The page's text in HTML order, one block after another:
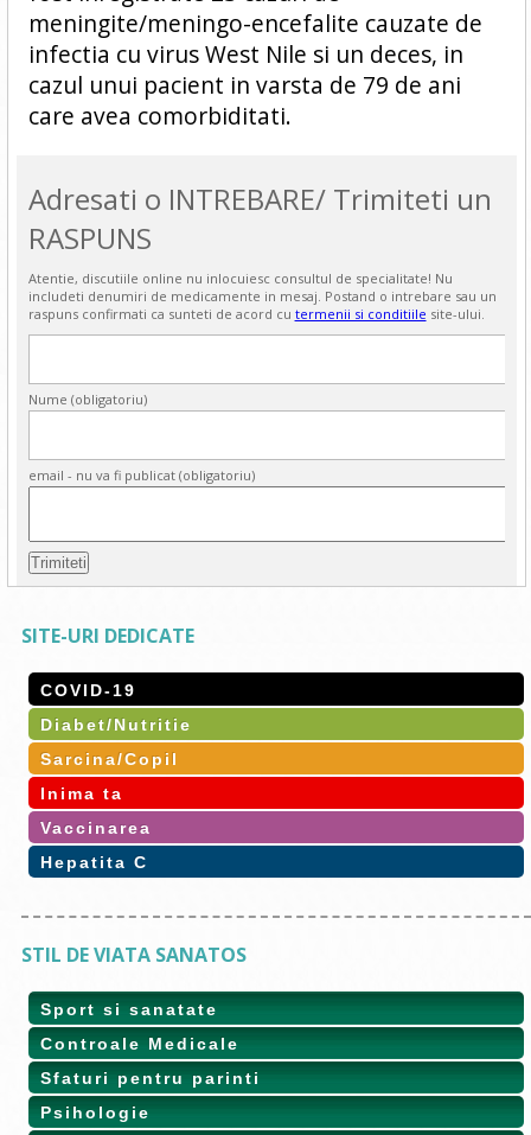
meningite/meningo-encefalite cauzate de
infectia cu virus West Nile si un deces, in
cazul unui pacient in varsta de 79 de ani
care avea comorbiditati.
Adresati o INTREBARE/ Trimiteti un
RASPUNS
Atentie, discutiile online nu inlocuiesc consultul de specialitate! Nu
includeti denumiri de medicamente in mesaj. Postand o intrebare sau un
raspuns confirmati ca sunteti de acord cu termenii si conditiile site-ului.
Nume (obligatoriu)
email - nu va fi publicat (obligatoriu)
SITE-URI DEDICATE
COVID-19
Diabet/Nutritie
Sarcina/Copil
Inima ta
Vaccinarea
Hepatita C
STIL DE VIATA SANATOS
Sport si sanatate
Controale Medicale
Sfaturi pentru parinti
Psihologie